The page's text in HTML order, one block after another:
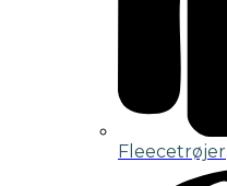
Fleecetrøjer